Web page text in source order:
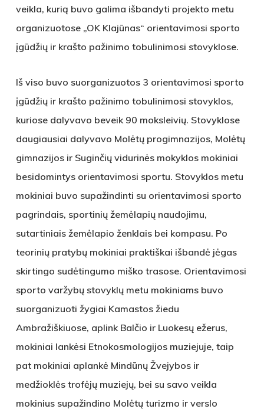
veikla, kurią buvo galima išbandyti projekto metu
organizuotose „OK Klajūnas“ orientavimosi sporto
įgūdžių ir krašto pažinimo tobulinimosi stovyklose.
Iš viso buvo suorganizuotos 3 orientavimosi sporto
įgūdžių ir krašto pažinimo tobulinimosi stovyklos,
kuriose dalyvavo beveik 90 moksleivių. Stovyklose
daugiausiai dalyvavo Molėtų progimnazijos, Molėtų
gimnazijos ir Suginčių vidurinės mokyklos mokiniai
besidomintys orientavimosi sportu. Stovyklos metu
mokiniai buvo supažindinti su orientavimosi sporto
pagrindais, sportinių žemėlapių naudojimu,
sutartiniais žemėlapio ženklais bei kompasu. Po
teorinių pratybų mokiniai praktiškai išbandė jėgas
skirtingo sudėtingumo miško trasose. Orientavimosi
sporto varžybų stovyklų metu mokiniams buvo
suorganizuoti žygiai Kamastos žiedu
Ambražiškiuose, aplink Balčio ir Luokesų ežerus,
mokiniai lankėsi Etnokosmologijos muziejuje, taip
pat mokiniai aplankė Mindūnų Žvejybos ir
medžioklės trofėjų muziejų, bei su savo veikla
mokinius supažindino Molėtų turizmo ir verslo